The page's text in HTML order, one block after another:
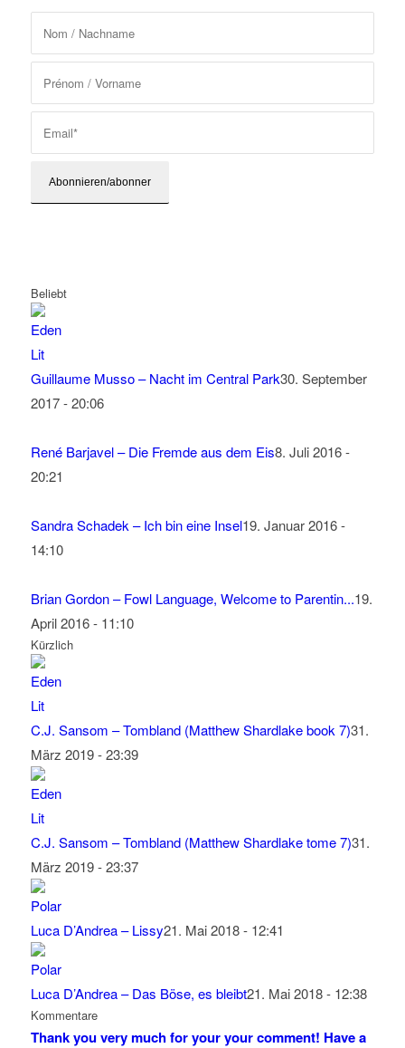
Beliebt
Guillaume Musso – Nacht im Central Park30. September
2017 - 20:06
René Barjavel – Die Fremde aus dem Eis8. Juli 2016 -
20:21
Sandra Schadek – Ich bin eine Insel19. Januar 2016 -
14:10
Brian Gordon – Fowl Language, Welcome to Parentin...19.
April 2016 - 11:10
Kürzlich
C.J. Sansom – Tombland (Matthew Shardlake book 7)31.
März 2019 - 23:39
C.J. Sansom – Tombland (Matthew Shardlake tome 7)31.
März 2019 - 23:37
Luca D’Andrea – Lissy21. Mai 2018 - 12:41
Luca D’Andrea – Das Böse, es bleibt21. Mai 2018 - 12:38
Kommentare
Thank you very much for your your comment! Have a